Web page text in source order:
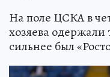
На поле ЦСКА в
хозяева
сильнее был